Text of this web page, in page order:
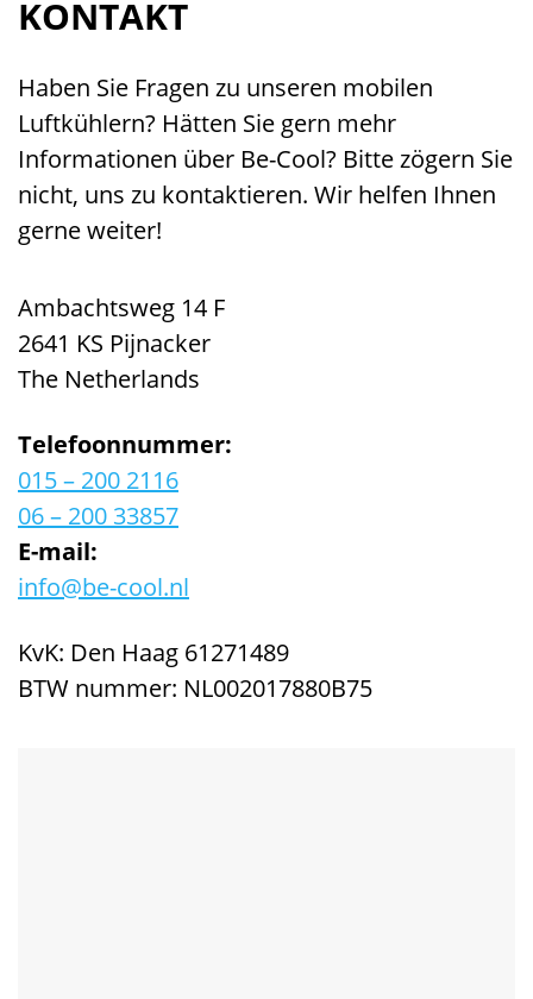
KONTAKT
Haben Sie Fragen zu unseren mobilen
Luftkühlern? Hätten Sie gern mehr
Informationen über Be-Cool? Bitte zögern Sie
nicht, uns zu kontaktieren. Wir helfen Ihnen
gerne weiter!
Ambachtsweg 14 F
2641 KS Pijnacker
The Netherlands
Telefoonnummer:
015 – 200 2116
06 – 200 33857
E-mail:
info@be-cool.nl
KvK: Den Haag 61271489
BTW nummer: NL002017880B75